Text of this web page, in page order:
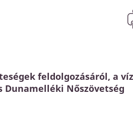
feldolgozásáról, a
Nőszövetség